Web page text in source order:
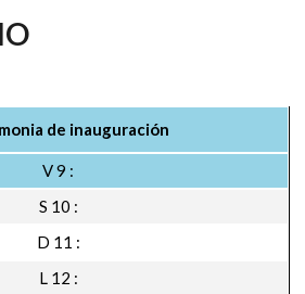
de inauguración
V 9
S 10
D 11
L 12